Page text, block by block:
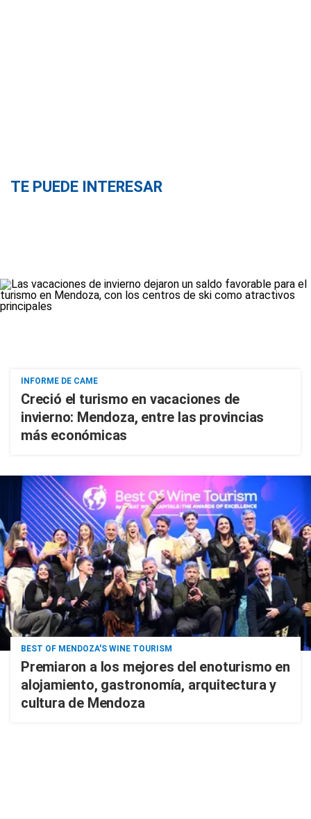
TE PUEDE INTERESAR
INFORME DE CAME
Creció el turismo en vacaciones de
invierno: Mendoza, entre las provincias
más económicas
BEST OF MENDOZA'S WINE TOURISM
Premiaron a los mejores del enoturismo en
alojamiento, gastronomía, arquitectura y
cultura de Mendoza